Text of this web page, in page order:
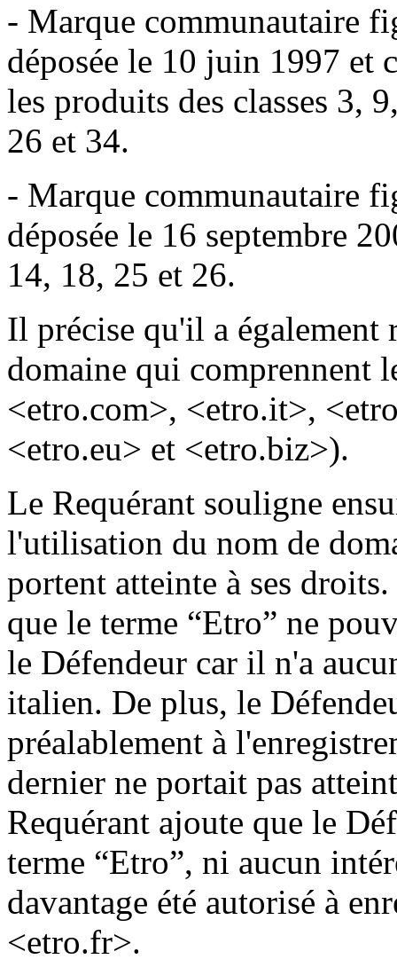
- Marque communautaire
déposée le 10 juin 1997 et
les produits des classes 3,
26 et 34.
- Marque communautaire
déposée le 16 septembre
14, 18, 25 et 26.
Il précise qu'il a également
domaine qui comprennent
<etro.com>, <etro.it>,
<etro.eu> et <etro.biz>).
Le Requérant souligne
l'utilisation du nom de
portent atteinte à ses
que le terme “Etro” ne
le Défendeur car il n'a
italien. De plus, le
préalablement à
dernier ne portait pas
Requérant ajoute que le
terme “Etro”, ni aucun
davantage été autorisé à
<etro.fr>.